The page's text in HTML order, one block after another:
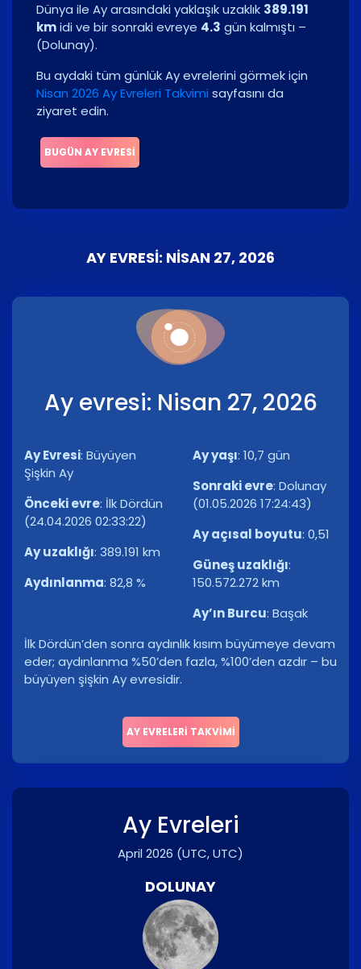
Dünya ile Ay arasındaki yaklaşık uzaklık 389.191
kmidi ve bir sonraki evreye 4.3 gün kalmıştı –
(Dolunay).
Bu aydaki tüm günlük Ay evrelerini görmek için
Nisan 2026 Ay Evreleri Takvimi sayfasını da
ziyaret edin.
BUGÜN AY EVRESI
AY EVRESI: NISAN 27, 2026
Ay evresi: Nisan 27, 2026
Ay Evresi: Büyüyen
Şişkin Ay
Önceki evre: İlk Dördün
(24.04.2026 02:33:22)
Ay uzaklığı: 389.191 km
Aydınlanma: 82,8 %
Ay yaşı: 10,7 gün
Sonraki evre: Dolunay
(01.05.2026 17:24:43)
Ay açısal boyutu: 0,51
Güneş uzaklığı:
150.572.272 km
Ay’ın Burcu: Başak
İlk Dördün’den sonra aydınlık kısım büyümeye devam
eder; aydınlanma %50’den fazla, %100’den azdır – bu
büyüyen şişkin Ay evresidir.
AY EVRELERI TAKVIMI
Ay Evreleri
April 2026 (UTC, UTC)
DOLUNAY